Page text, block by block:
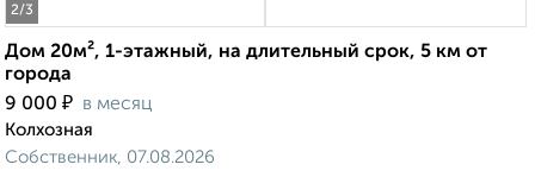
2/3
Дом 20м², 1-этажный, на длительный срок, 5 км от
города
9 000 ₽ в месяц
Колхозная
Собственник, 07.08.2026